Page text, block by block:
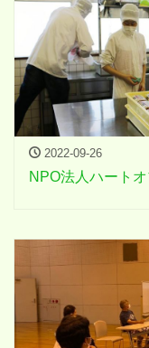
2022-09-26
NPO法人ハート